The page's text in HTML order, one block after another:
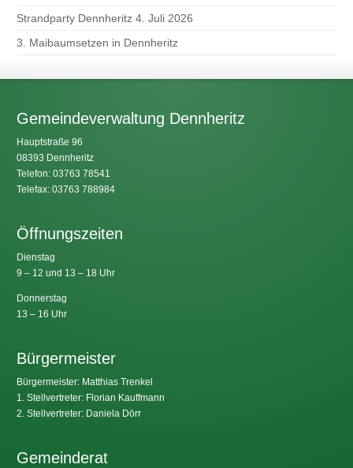
Strandparty Dennheritz 4. Juli 2026
3. Maibaumsetzen in Dennheritz
Gemeindeverwaltung Dennheritz
Hauptstraße 96
08393 Dennheritz
Telefon: 03763 78541
Telefax: 03763 788984
Öffnungszeiten
Dienstag
9 – 12 und 13 – 18 Uhr
Donnerstag
13 – 16 Uhr
Bürgermeister
Bürgermeister: Matthias Trenkel
1. Stellvertreter: Florian Kauffmann
2. Stellvertreter: Daniela Dörr
Gemeinderat